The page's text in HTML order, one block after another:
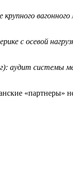
крупного
с осевой
аудит системы
«партнеры»